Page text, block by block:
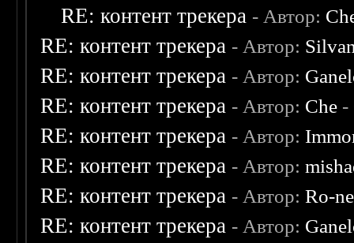
RE: контент трекера - Автор:
RE: контент трекера - Автор:
RE: контент трекера - Автор:
RE: контент трекера - Автор: Che -
RE: контент трекера - Автор:
RE: контент трекера - Автор:
RE: контент трекера - Автор:Ro-
RE: контент трекера - Автор: